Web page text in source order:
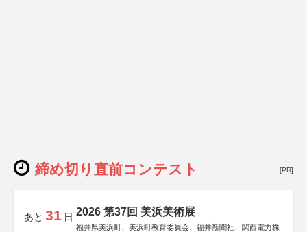
締め切り直前コンテスト [PR]
あと 31 日 2026 第37回 美浜美術展
福井県美浜町、美浜町教育委員会、福井新聞社、関西電力株